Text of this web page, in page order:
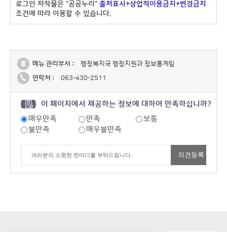
로그인 저작물은 "공공누리" 출처표시+상업적이용금지+변경금지
조건에 따라 이용할 수 있습니다.
메뉴 관리부서 :
행정복지국 행정지원과 정보통계팀
연락처 :
063-430-2511
이 페이지에서 제공하는 정보에 대하여 만족하십니까?
매우만족
만족
보통
불만족
매우불만족